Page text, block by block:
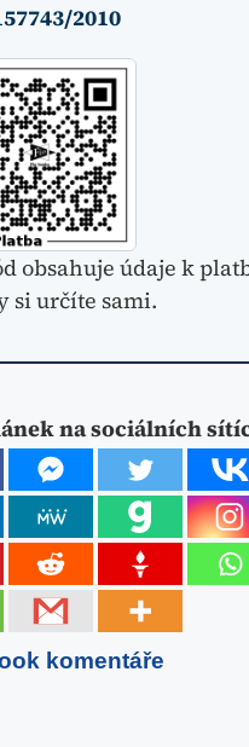
2010
obsahuje údaje k
si určíte sami.
na sociálních
komentáře